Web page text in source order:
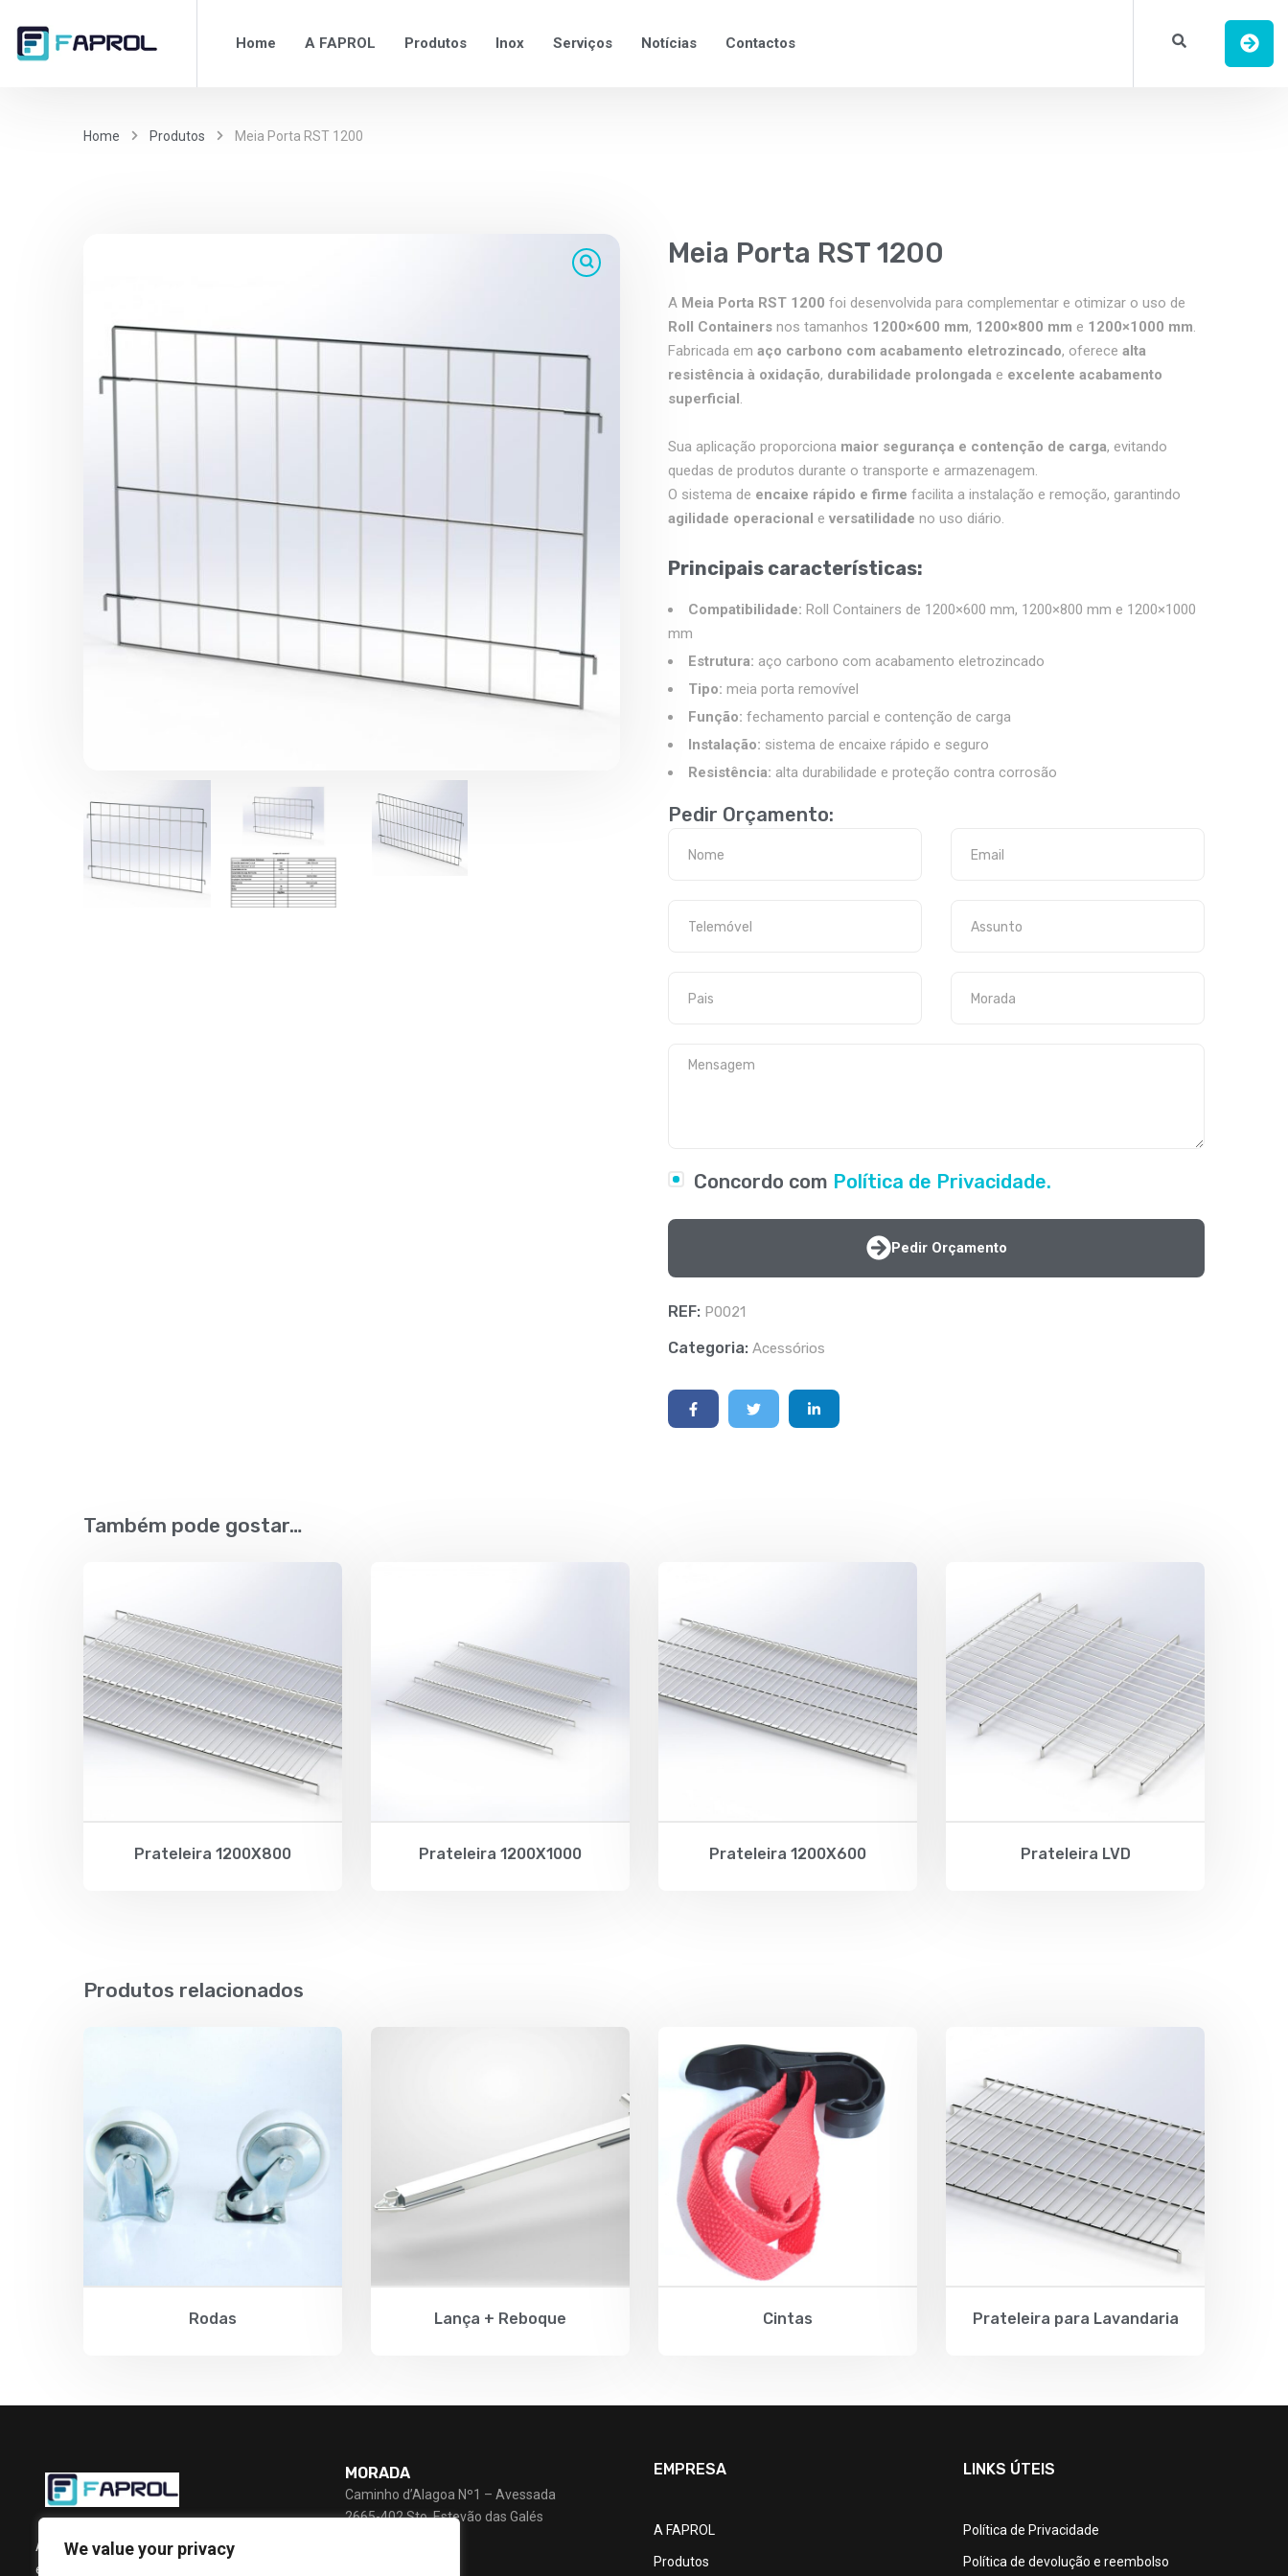
We value your privacy
Home A FAPROL Produtos Inox Serviços Notícias Contactos
Home Produtos Meia Porta RST 1200
Meia Porta RST 1200
A Meia Porta RST 1200 foi desenvolvida para complementar e otimizar o uso de
Roll Containers nos tamanhos 1200×600 mm, 1200×800 mm e 1200×1000 mm.
Fabricada em aço carbono com acabamento eletrozincado, oferece alta
resistência à oxidação, durabilidade prolongada e excelente acabamento
superficial.
Sua aplicação proporciona maior segurança e contenção de carga, evitando
quedas de produtos durante o transporte e armazenagem.
O sistema de encaixe rápido e firme facilita a instalação e remoção, garantindo
agilidade operacional e versatilidade no uso diário.
Principais características:
Compatibilidade: Roll Containers de 1200×600 mm, 1200×800 mm e 1200×1000
mm
Estrutura: aço carbono com acabamento eletrozincado
Tipo: meia porta removível
Função: fechamento parcial e contenção de carga
Instalação: sistema de encaixe rápido e seguro
Resistência: alta durabilidade e proteção contra corrosão
Pedir Orçamento:
Concordo com Política de Privacidade.
Pedir Orçamento
REF: P0021
Categoria: Acessórios
Também pode gostar…
Prateleira 1200X800 Prateleira 1200X1000 Prateleira 1200X600 Prateleira LVD
Produtos relacionados
Rodas Lança + Reboque Cintas Prateleira para Lavandaria
A Faprol é uma empresa industrial que fabrica
e comercializa produtos de logística para
MORADA
Caminho d’Alagoa Nº1 – Avessada
2665-402 Sto. Estevão das Galés
EMPRESA
A FAPROL
Produtos
LINKS ÚTEIS
Política de Privacidade
Política de devolução e reembolso